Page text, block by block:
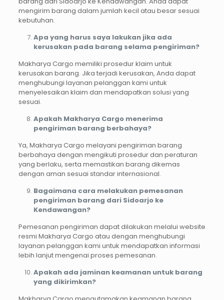
mengirim barang dalam jumlah kecil atau besar sesuai
kebutuhan.
Apa yang harus saya lakukan jika ada
kerusakan pada barang selama pengiriman?
Makharya Cargo memiliki prosedur klaim untuk
kerusakan barang. Jika terjadi kerusakan, Anda dapat
menghubungi layanan pelanggan kami untuk
menyelesaikan klaim dan mendapatkan solusi yang
sesuai.
Apakah Makharya Cargo menerima
pengiriman barang berbahaya?
Ya, Makharya Cargo melayani pengiriman barang
berbahaya dengan mengikuti prosedur dan peraturan
yang berlaku, serta memastikan barang dikemas
dengan aman sesuai standar internasional.
Bagaimana cara melakukan pemesanan
pengiriman barang dari Sidoarjo ke
Kendawangan?
Pemesanan pengiriman dapat dilakukan melalui website
resmi Makharya Cargo atau dengan menghubungi
layanan pelanggan kami untuk mendapatkan informasi
lebih lanjut mengenai proses pemesanan.
Apakah ada jaminan keamanan untuk barang
yang dikirimkan?